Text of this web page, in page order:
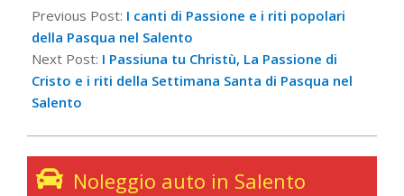
04-
11
Previous Post: I canti di Passione e i riti popolari
della Pasqua nel Salento
Next Post: I Passiuna tu Christù, La Passione di
Cristo e i riti della Settimana Santa di Pasqua nel
Salento
Noleggio auto in Salento